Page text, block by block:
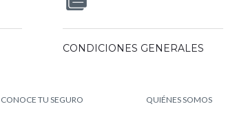
CONDICIONES GENERALES
CONOCE TU SEGURO
QUIÉNES SOMOS